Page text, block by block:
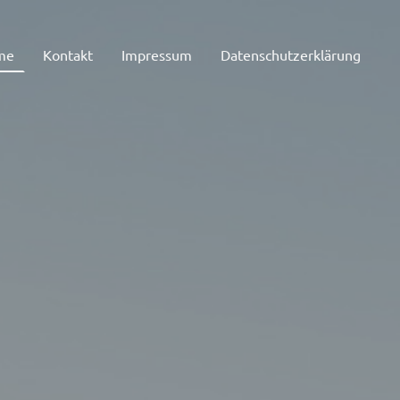
Kontakt Impressum Datenschutzerklärung